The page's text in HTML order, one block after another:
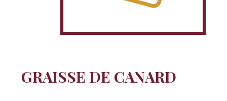
GRAISSE DE CANARD